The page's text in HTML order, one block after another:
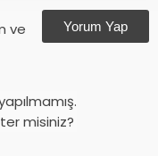
ve
Yorum Yap
misiniz?